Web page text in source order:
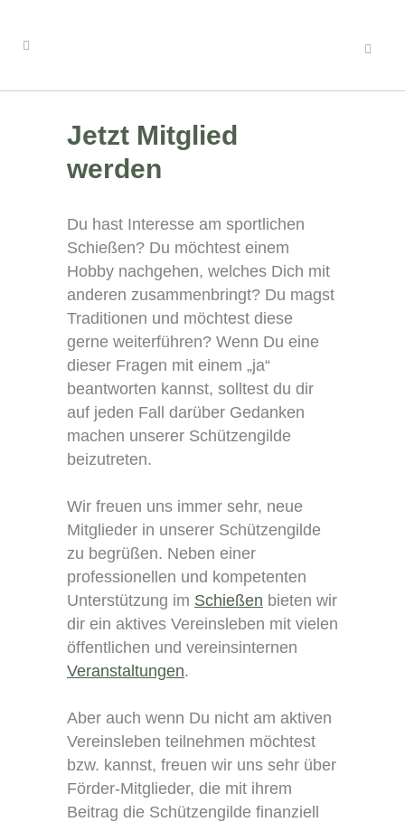
Jetzt Mitglied
werden
Du hast Interesse am sportlichen
Schießen? Du möchtest einem
Hobby nachgehen, welches Dich mit
anderen zusammenbringt? Du magst
Traditionen und möchtest diese
gerne weiterführen? Wenn Du eine
dieser Fragen mit einem „ja“
beantworten kannst, solltest du dir
auf jeden Fall darüber Gedanken
machen unserer Schützengilde
beizutreten.
Wir freuen uns immer sehr, neue
Mitglieder in unserer Schützengilde
zu begrüßen. Neben einer
professionellen und kompetenten
Unterstützung im Schießen bieten wir
dir ein aktives Vereinsleben mit vielen
öffentlichen und vereinsinternen
Veranstaltungen.
Aber auch wenn Du nicht am aktiven
Vereinsleben teilnehmen möchtest
bzw. kannst, freuen wir uns sehr über
Förder-Mitglieder, die mit ihrem
Beitrag die Schützengilde finanziell